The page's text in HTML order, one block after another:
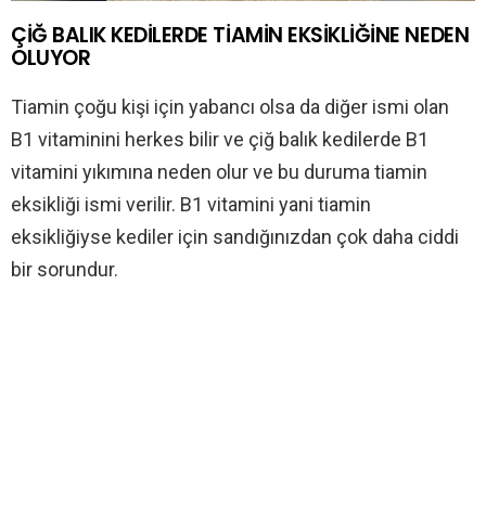
ÇİĞ BALIK KEDİLERDE TİAMİN EKSİKLİĞİNE NEDEN
OLUYOR
Tiamin çoğu kişi için yabancı olsa da diğer ismi olan
B1 vitaminini herkes bilir ve çiğ balık kedilerde B1
vitamini yıkımına neden olur ve bu duruma tiamin
eksikliği ismi verilir. B1 vitamini yani tiamin
eksikliğiyse kediler için sandığınızdan çok daha ciddi
bir sorundur.